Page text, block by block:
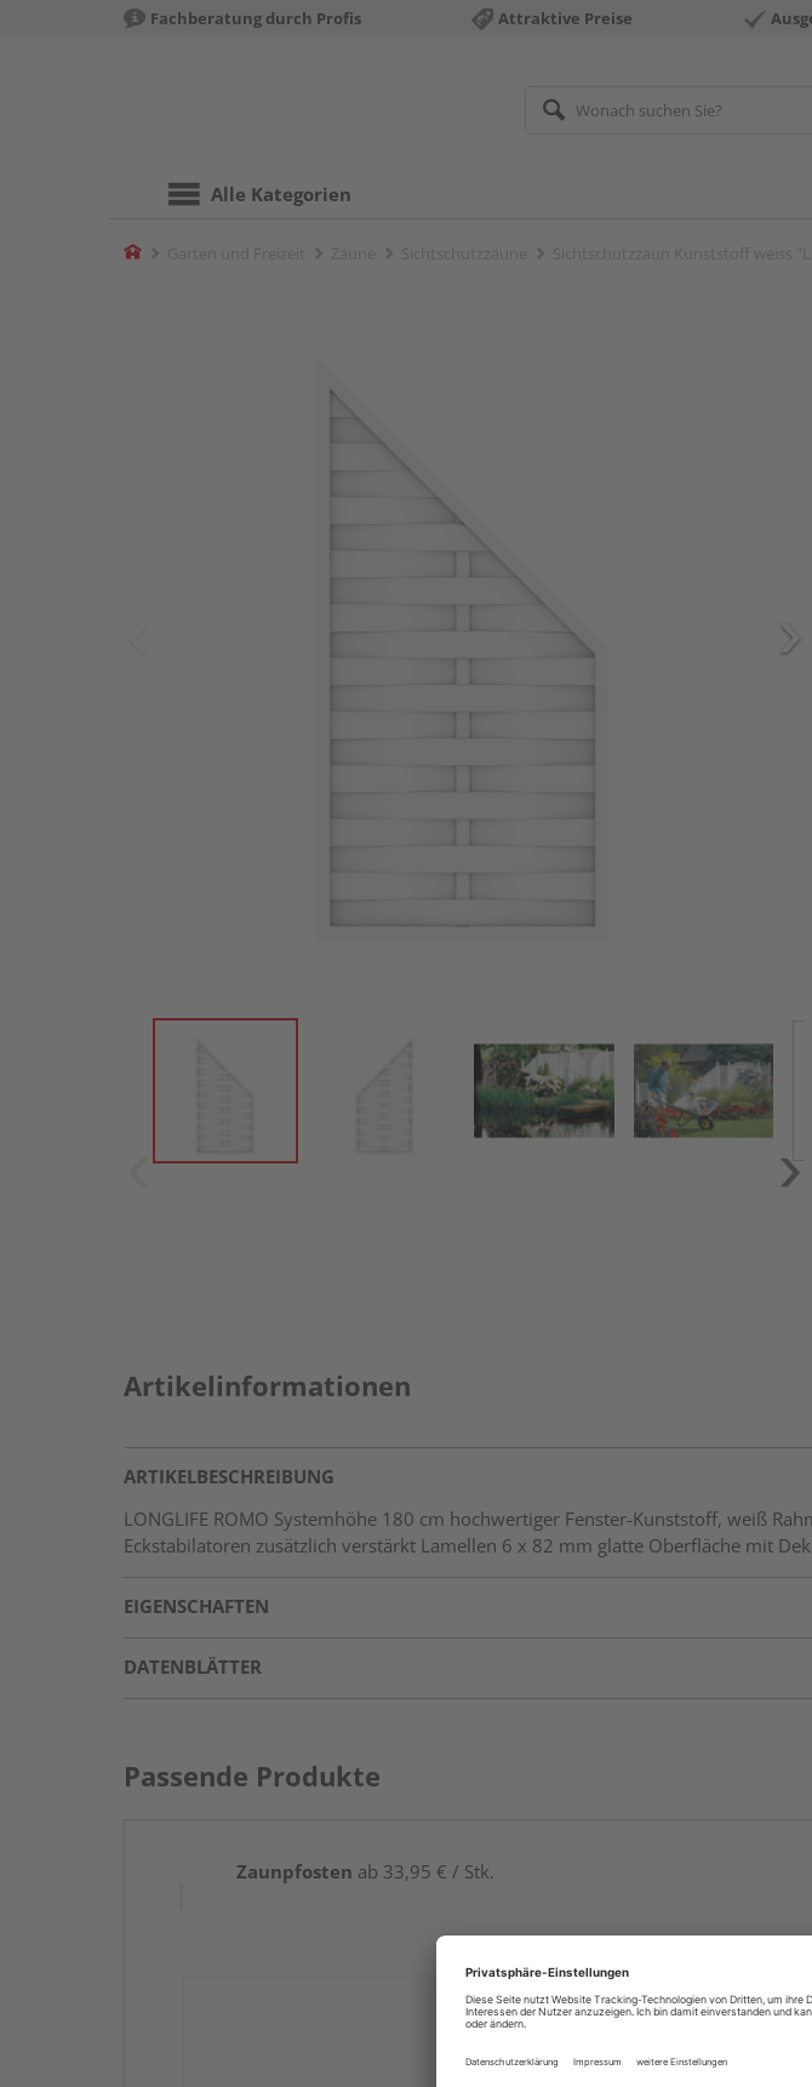
Fachberatung durch Profis Attraktive Preise
Alle Kategorien
Home
Artikelinformationen
ARTIKELBESCHREIBUNG
LONGLIFE ROMO Systemhöhe 180 cm hochwertiger Fenster-Kunststoff, weiß
Eckstabilatoren zusätzlich verstärkt Lamellen 6 x 82 mm glatte Oberfläche mit
EIGENSCHAFTEN
DATENBLÄTTER
Passende Produkte
Zaunpfosten ab 33,95 € / Stk.